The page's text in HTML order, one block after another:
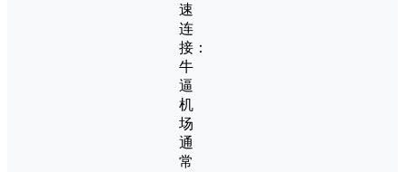
速
连
接：
牛
逼
机
场
通
常